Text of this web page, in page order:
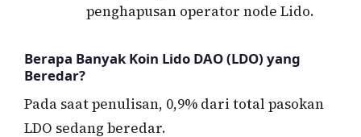
penghapusan operator node Lido.
Berapa Banyak Koin Lido DAO (LDO) yang
Beredar?
Pada saat penulisan, 0,9% dari total pasokan
LDO sedang beredar.